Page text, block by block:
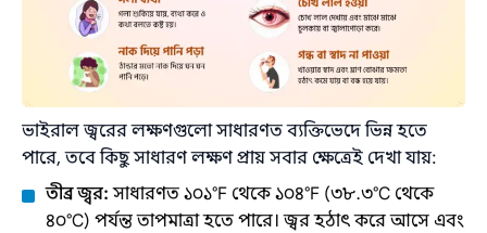
ভাইরাল জ্বরের লক্ষণগুলো সাধারণত ব্যক্তিভেদে ভিন্ন হতে
পারে, তবে কিছু সাধারণ লক্ষণ প্রায় সবার ক্ষেত্রেই দেখা যায়:
তীব্র জ্বর: সাধারণত ১০১°F থেকে ১০৪°F (৩৮.৩°C থেকে
৪০°C) পর্যন্ত তাপমাত্রা হতে পারে। জ্বর হঠাৎ করে আসে এবং